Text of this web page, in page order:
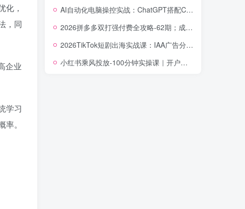
化，
，同
企业
学习
。
AI自动化电脑操控实战：ChatGPT搭配Codex，一键指令远程自动操控电脑完成工作
2026拼多多双打强付费全攻略-62期；成本推广加托管双剑合璧，系统讲解7种付费玩法优劣势与选择策略
2026TikTok短剧出海实战课：IAA广告分账×IAP付费变现×账号搭建×平台规则×双轨爆发×回款全流程
小红书乘风投放-100分钟实操课｜开户返点·标准投搭建·莱卡定向，新店建模撬动笔记自然流量全套教学